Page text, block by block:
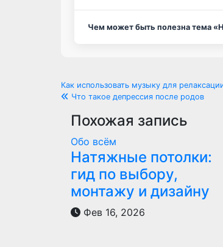
Чем может быть полезна тема
Навигация
по
записям
Как использовать музыку для
Что такое депрессия после родов
Похожая запись
Обо всём
Натяжные потолки:
гид по выбору,
монтажу и дизайну
Фев 16, 2026